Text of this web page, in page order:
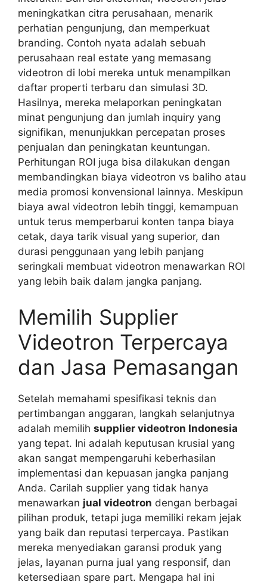
meningkatkan citra perusahaan, menarik
perhatian pengunjung, dan memperkuat
branding. Contoh nyata adalah sebuah
perusahaan real estate yang memasang
videotron di lobi mereka untuk menampilkan
daftar properti terbaru dan simulasi 3D.
Hasilnya, mereka melaporkan peningkatan
minat pengunjung dan jumlah inquiry yang
signifikan, menunjukkan percepatan proses
penjualan dan peningkatan keuntungan.
Perhitungan ROI juga bisa dilakukan dengan
membandingkan biaya videotron vs baliho atau
media promosi konvensional lainnya. Meskipun
biaya awal videotron lebih tinggi, kemampuan
untuk terus memperbarui konten tanpa biaya
cetak, daya tarik visual yang superior, dan
durasi penggunaan yang lebih panjang
seringkali membuat videotron menawarkan ROI
yang lebih baik dalam jangka panjang.
Memilih Supplier
Videotron Terpercaya
dan Jasa Pemasangan
Setelah memahami spesifikasi teknis dan
pertimbangan anggaran, langkah selanjutnya
adalah memilih supplier videotron Indonesia
yang tepat. Ini adalah keputusan krusial yang
akan sangat mempengaruhi keberhasilan
implementasi dan kepuasan jangka panjang
Anda. Carilah supplier yang tidak hanya
menawarkan jual videotron dengan berbagai
pilihan produk, tetapi juga memiliki rekam jejak
yang baik dan reputasi terpercaya. Pastikan
mereka menyediakan garansi produk yang
jelas, layanan purna jual yang responsif, dan
ketersediaan spare part. Mengapa hal ini